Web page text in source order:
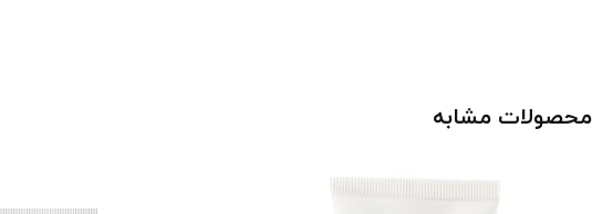
محصولات مشابه